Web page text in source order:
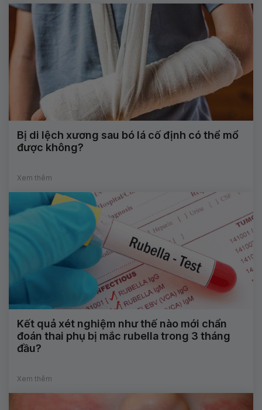
Bị di lệch xương sau bó lá cố định có thể mổ
được không?
Xem thêm
Kết quả xét nghiệm như thế nào mới chẩn
đoán thai phụ bị mắc rubella trong 3 tháng
đầu?
Xem thêm